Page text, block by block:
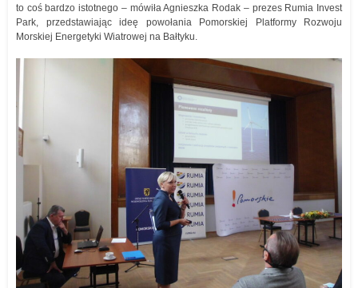
to coś bardzo istotnego – mówiła Agnieszka Rodak – prezes Rumia Invest
Park, przedstawiając ideę powołania Pomorskiej Platformy Rozwoju
Morskiej Energetyki Wiatrowej na Bałtyku.